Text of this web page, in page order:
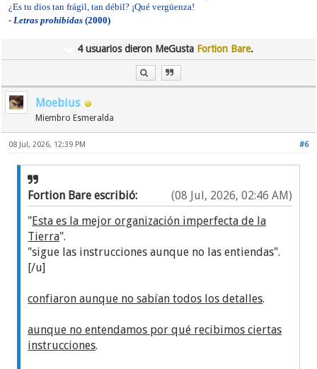
¿Es tu dios tan frágil, tan débil? ¡Qué vergüenza!
-Letras prohibidas(2000)
4 usuarios dieron MeGusta Fortion Bare.
Moebius
Miembro Esmeralda
#6
08 Jul, 2026, 12:39 PM
(08 Jul, 2026, 02:46 AM)
Fortion Bare escribió:
"Esta es la mejor organización imperfecta de la
Tierra".
"sigue las instrucciones aunque no las entiendas".
[/u]
confiaron aunque no sabían todos los detalles.
aunque no entendamos por qué recibimos ciertas
instrucciones.